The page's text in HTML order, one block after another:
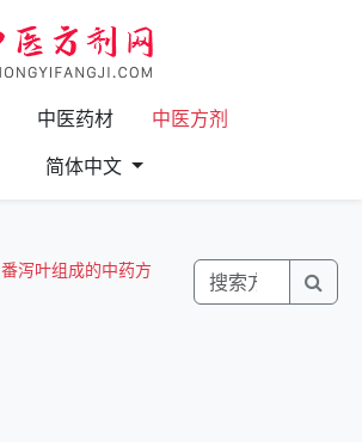
中医药材
中医方剂
简体中文
番泻叶组成的中药方